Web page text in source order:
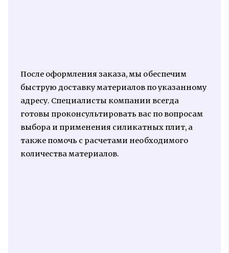
После оформления заказа, мы обеспечим
быструю доставку материалов по указанному
адресу. Специалисты компании всегда
готовы проконсультировать вас по вопросам
выбора и применения силикатных плит, а
также помочь с расчетами необходимого
количества материалов.